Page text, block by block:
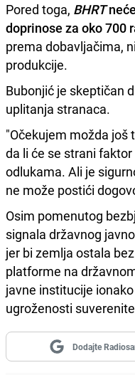
Pored toga, BHRT
doprinose za oko 700
prema dobavljačima,
produkcije.
Bubonjić je skeptičan
uplitanja stranaca.
"Očekujem možda još
da li će se strani
odlukama. Ali je
ne može postići
Osim pomenutog
signala državnog
jer bi zemlja ostala
platforme na
javne institucije
ugroženosti
Dodajte